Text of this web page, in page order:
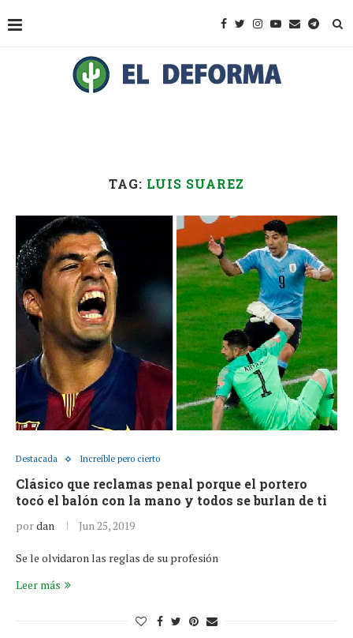
TAG: LUIS SUAREZ
Destacada Increíble pero cierto
Clásico que reclamas penal porque el portero
tocó el balón con la mano y todos se burlan de ti
pordan Jun 25, 2019
Se le olvidaron las reglas de su profesión
Leer más